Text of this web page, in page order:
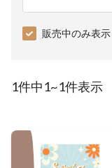
販売中のみ表示
1件中1~1件表示